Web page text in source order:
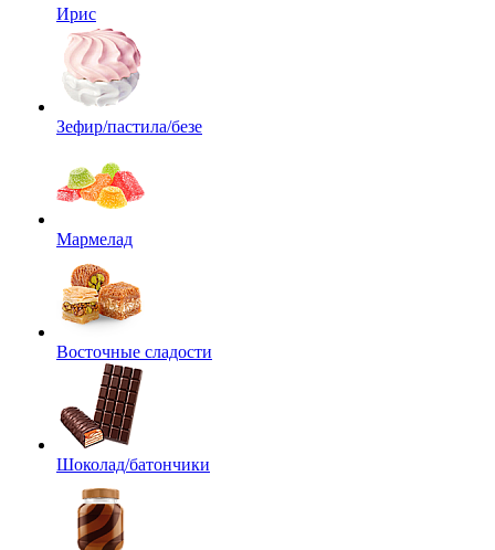
Ирис
Зефир/пастила/безе
Мармелад
Восточные сладости
Шоколад/батончики